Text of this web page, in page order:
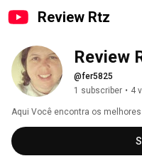
Review Rtz
Review
@fer5825
1 subscriber • 4
Aqui Você encontra os